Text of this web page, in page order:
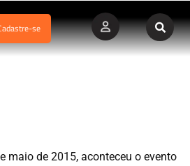
se
AQUÁTICA promovida pela Academia
maio de 2015, aconteceu o evento